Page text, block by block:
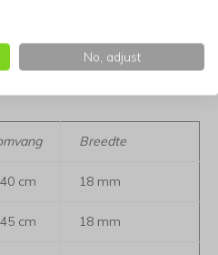
hond: klik hier voor
Breedte
cm 18 mm
cm 18 mm
No, adjust